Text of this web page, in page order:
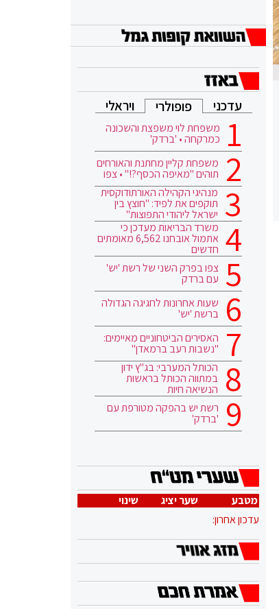
עדכני פופולרי ויראלי
משפחת לוי משפצת והשכונה
כמרקחה • 'ברדק'
משפחת קליין מחתנת והאורחים
תוהים "מאיפה הכסף?!" • צפו
מנהיגי הקהילה האורתודוקסית
תוקפים את לפיד: "חוצץ בין
ישראל ליהודי התפוצות"
משרד הבריאות מעדכן כי
אתמול אובחנו 6,562 מאומתים
חדשים
צפו בפרק השני של רשת 'יש'
עם ברדק
שעות אחרונות לחגיגה הגדולה
ברשת 'יש'
האסירים הביטחוניים מאיימים:
"נשבות רעב ברמאדן"
הכותל המערבי: בג"ץ ידון
במתווה הכותל בראשות
הנשיאה חיות
רשת יש בהפקה מטורפת עם
'ברדק'
מטבע שער יציג
שינוי
עדכון אחרון: